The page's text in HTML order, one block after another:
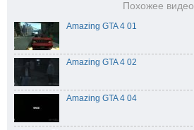
Похожее видео
Amazing GTA 4 01
Amazing GTA 4 02
Amazing GTA 4 04